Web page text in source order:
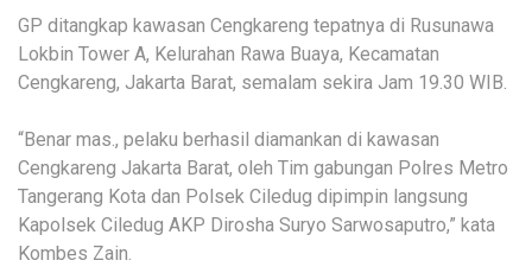
GP ditangkap kawasan Cengkareng tepatnya di Rusunawa
Lokbin Tower A, Kelurahan Rawa Buaya, Kecamatan
Cengkareng, Jakarta Barat, semalam sekira Jam 19.30 WIB.
“Benar mas., pelaku berhasil diamankan di kawasan
Cengkareng Jakarta Barat, oleh Tim gabungan Polres Metro
Tangerang Kota dan Polsek Ciledug dipimpin langsung
Kapolsek Ciledug AKP Dirosha Suryo Sarwosaputro,” kata
Kombes Zain.